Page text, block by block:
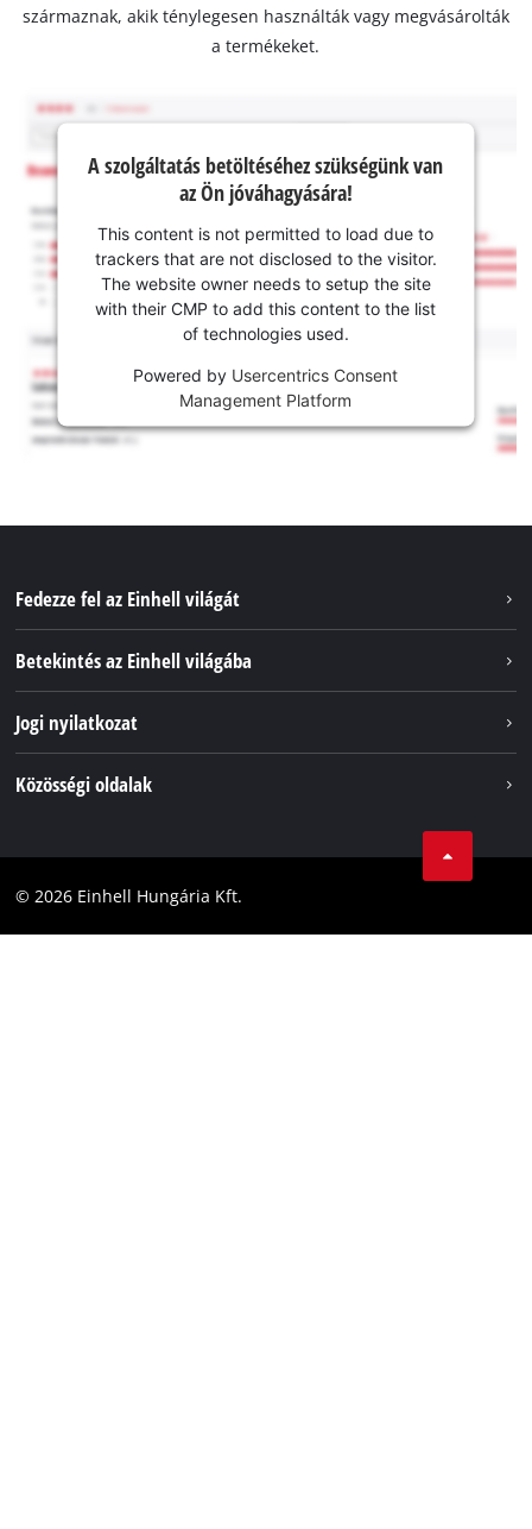
származnak, akik ténylegesen használták vagy megvásárolták
a termékeket.
A szolgáltatás betöltéséhez szükségünk van
az Ön jóváhagyására!
This content is not permitted to load due to
trackers that are not disclosed to the visitor.
The website owner needs to setup the site
with their CMP to add this content to the list
of technologies used.
Powered by Usercentrics Consent
Management Platform
Fedezze fel az Einhell világát
Betekintés az Einhell világába
Az Einhell világszerte
Jogi nyilatkozat
Akadálymentesítési Nyilatkozat
Közösségi oldalak
Facebook
© 2026 Einhell Hungária Kft.